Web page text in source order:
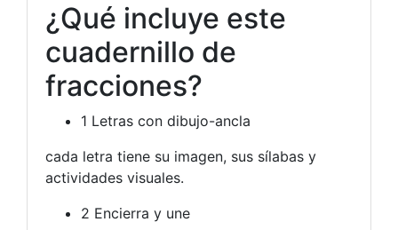
¿Qué incluye este
cuadernillo de
fracciones?
1 Letras con dibujo-ancla
cada letra tiene su imagen, sus sílabas y
actividades visuales.
2 Encierra y une